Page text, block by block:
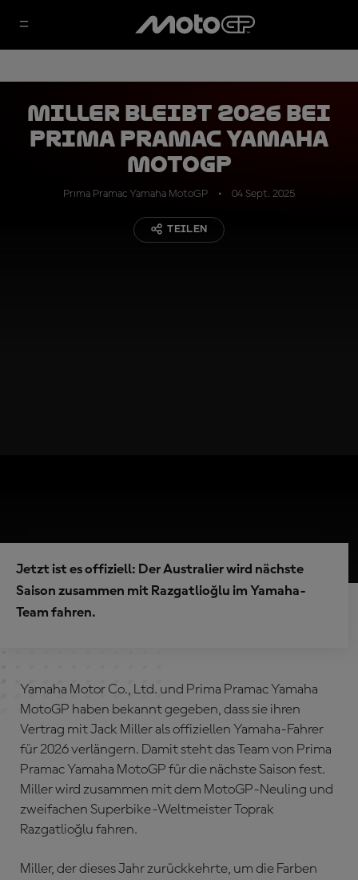
Miller bleibt 2026 bei
Prima Pramac Yamaha
MotoGP
Prima Pramac Yamaha MotoGP 04 Sept. 2025
TEILEN
Jetzt ist es offiziell: Der Australier wird nächste
Saison zusammen mit Razgatlioğlu im Yamaha-
Team fahren.
Yamaha Motor Co., Ltd. und Prima Pramac Yamaha
MotoGP haben bekannt gegeben, dass sie ihren
Vertrag mit Jack Miller als offiziellen Yamaha-Fahrer
für 2026 verlängern. Damit steht das Team von Prima
Pramac Yamaha MotoGP für die nächste Saison fest.
Miller wird zusammen mit dem MotoGP-Neuling und
zweifachen Superbike-Weltmeister Toprak
Razgatlioğlu fahren.
Miller, der dieses Jahr zurückkehrte, um die Farben